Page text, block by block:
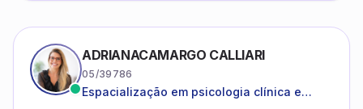
ADRIANACAMARGO CALLIARI
05/39786
Espacialização em psicologia clínica e